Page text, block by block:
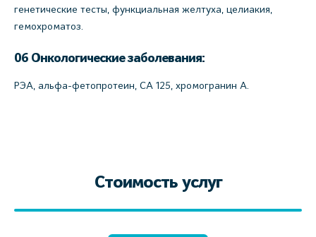
генетические тесты, функциальная желтуха, целиакия,
гемохроматоз.
06 Онкологические заболевания:
РЭА, альфа-фетопротеин, СА 125, хромогранин А.
Стоимость услуг